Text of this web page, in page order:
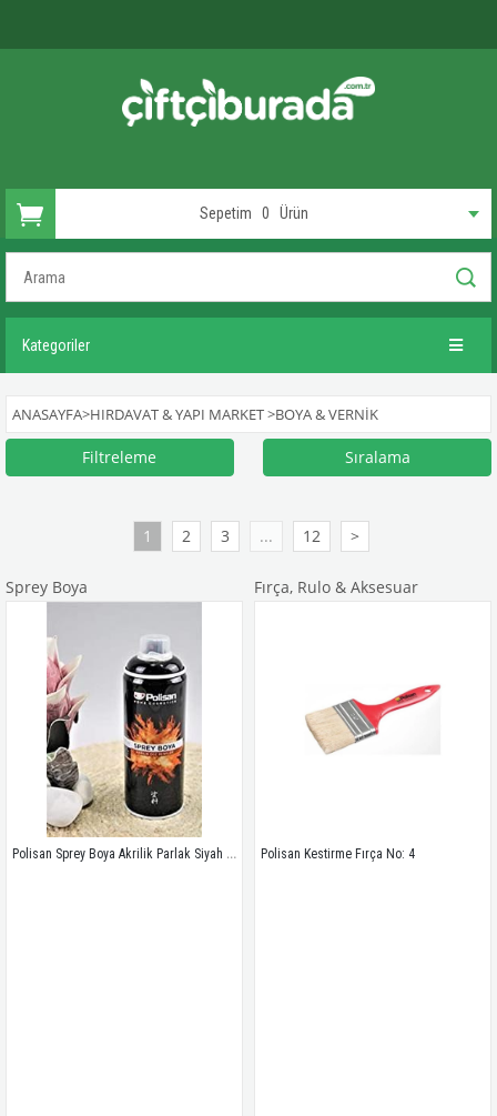
Sepetim 0 Ürün
Kategoriler
ANASAYFA>HIRDAVAT & YAPI MARKET>BOYA & VERNIK
Filtreleme Sıralama
1 2 3 ... 12 >
Sprey Boya
Polisan Sprey Boya Akrilik Parlak Siyah Ral 9005
Fırça, Rulo & Aksesuar
Polisan Kestirme Fırça No: 4